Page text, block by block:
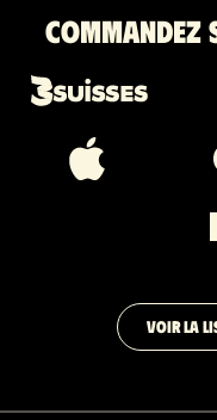
VOIR LA